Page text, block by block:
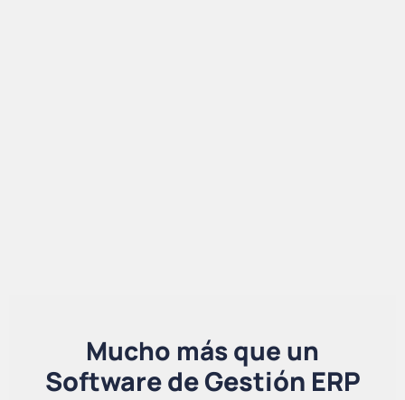
Mucho más que un
Software de Gestión ERP